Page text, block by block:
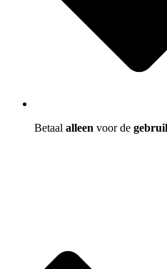
Betaal alleen voor de